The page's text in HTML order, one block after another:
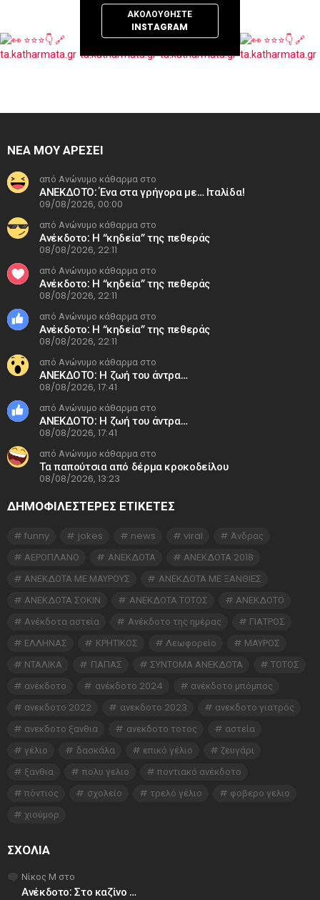
ΑΚΟΛΟΥΘΉΣΤΕ
INSTAGRAM
ΝΕΑ ΜΟΥ ΑΡΕΣΕΙ
από Ανώνυμο κάθαρμα στο
ΑΝΕΚΔΟΤΟ: Ένα στα γρήγορα με… Ιταλίδα!
09/08/2026, 00:00
από Ανώνυμο κάθαρμα στο
Ανέκδοτο: Η “κηδεία” της πεθεράς
08/08/2026, 22:11
από Ανώνυμο κάθαρμα στο
Ανέκδοτο: Η “κηδεία” της πεθεράς
08/08/2026, 22:11
από Ανώνυμο κάθαρμα στο
Ανέκδοτο: Η “κηδεία” της πεθεράς
08/08/2026, 22:11
από Ανώνυμο κάθαρμα στο
ΑΝΕΚΔΟΤΟ: Η ζωή του άντρα…
08/08/2026, 17:41
από Ανώνυμο κάθαρμα στο
ΑΝΕΚΔΟΤΟ: Η ζωή του άντρα…
08/08/2026, 17:41
από Ανώνυμο κάθαρμα στο
Τα παπούτσια από δέρμα κροκοδείλου
08/08/2026, 13:23
ΔΗΜΟΦΙΛΕΣΤΕΡΕΣ ΕΤΙΚΈΤΕΣ
funny jokes news viral
Άνδρας
ΑΕΡΟΠΛΑΝΟ
ΑΝΕΚΔΟΤΑ
ΑΝΕΚΔΟΤΑ 2018
ΑΝΕΚΔΟΤΑ ΜΕ ΜΑΥΡΟΥΣ
ΑΝΕΚΔΟΤΑ ΜΕ ΞΑΝΘΙΕΣ
ΑΝΕΚΔΟΤΑ ΣΟΚΙΝ
ΑΝΕΚΔΟΤΑ ΤΟΤΟΣ
ΑΝΕΚΔΟΤΟ
Ανέκδοτα αστεία
Ανέκδοτο της ημέρας
ΓΙΑΤΡΟΣ
ΕΛΛΗΝΑΣ
ΚΡΗΤΙΚΟΣ Λεωφορείο
ΜΑΥΡΟΣ
ΝΤΑΛΙΚΑ
ΠΑΠΑΣ ΣΥΝΤΟΜΑ ΑΝΕΚΔΟΤΑ
ΤΟΤΟΣ
ανέκδοτο
ανέκδοτο 2024
ανέκδοτο μπόμπος
ανεκδοτο 2022
ανεκδοτο 2023
ανεκδοτο γιατρός
ανεκδοτο ξανθια
ανεκδοτο τοτος
αστεία
γέλιο
δασκάλα επικό γέλιο
ζευγάρι
ξανθια
πολυ γελιο
ποντιακό ανέκδοτο
πόντιος
σχολείο τρελό γέλιο
φοβερο γελιο
χιούμορ
ΣΧΌΛΙΑ
Νίκος Μ στο
Ανέκδοτο: Στο καζίνο …